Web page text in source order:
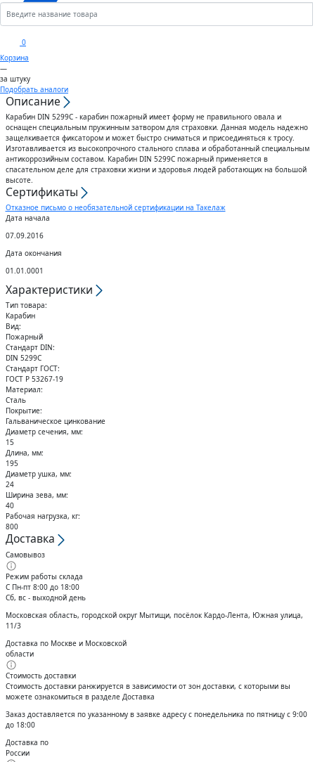
0
Корзина
Анкеры
Шплинты
Штифты
Дюбели
Шурупы
Гвозди
Шпоночный материал
Кольца стопорные
Скобы
Крюки
Вертлюги
Блоки
Сектора управления к
дроссельному клапану
Воздуховоды гибкие
Диффузоры для вентиляции
Штампованные изделия
Клапаны
Гибкие вставки
Воздухо-распределители
—
за штуку
Подобрать аналоги
Описание
Карабин DIN 5299C - карабин пожарный имеет форму не правильного овала и
оснащен специальным пружинным затвором для страховки. Данная модель надежно
защелкивается фиксатором и может быстро сниматься и присоединяться к тросу.
Изготавливается из высокопрочного стального сплава и обработанный специальным
антикоррозийным составом. Карабин DIN 5299C пожарный применяется в
спасательном деле для страховки жизни и здоровья людей работающих на большой
высоте.
Сертификаты
Отказное письмо о необязательной сертификации на Такелаж
Дата начала
07.09.2016
Дата окончания
01.01.0001
Характеристики
Тип товара:
Карабин
Вид:
Пожарный
Стандарт DIN:
DIN 5299C
Стандарт ГОСТ:
ГОСТ Р 53267-19
Материал:
Сталь
Покрытие:
Гальваническое цинкование
Диаметр сечения, мм:
15
Длина, мм:
195
Диаметр ушка, мм:
24
Ширина зева, мм:
40
Рабочая нагрузка, кг:
800
Доставка
Самовывоз
Режим работы склада
С Пн-пт 8:00 до 18:00
Сб, вс - выходной день
Московская область, городской округ Мытищи, посёлок Кардо-Лента, Южная улица,
11/3
Доставка по Москве и Московской
области
Стоимость доставки
Стоимость доставки ранжируется в зависимости от зон доставки, с которыми вы
можете ознакомиться в разделе Доставка
Заказ доставляется по указанному в заявке адресу с понедельника по пятницу с 9:00
до 18:00
Доставка по
России